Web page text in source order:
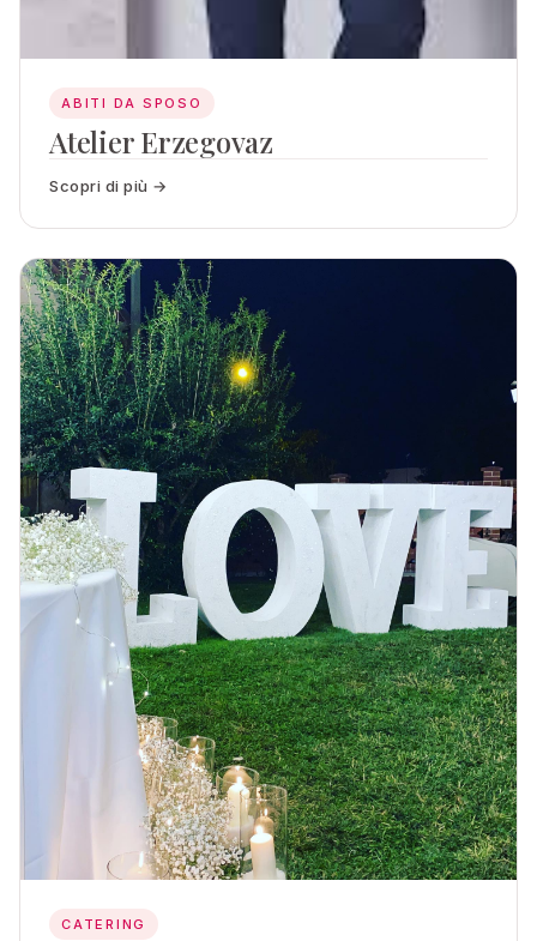
ABITI DA SPOSO
Atelier Erzegovaz
Scopri di più →
CATERING